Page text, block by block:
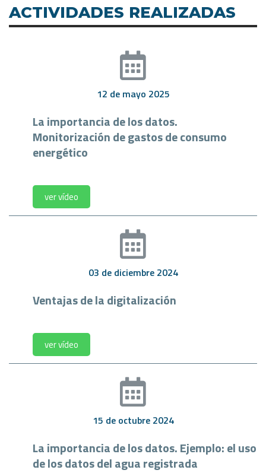
ACTIVIDADES REALIZADAS
12 de mayo 2025
La importancia de los datos.
Monitorización de gastos de consumo
energético
ver vídeo
03 de diciembre 2024
Ventajas de la digitalización
ver vídeo
15 de octubre 2024
La importancia de los datos. Ejemplo: el uso
de los datos del agua registrada